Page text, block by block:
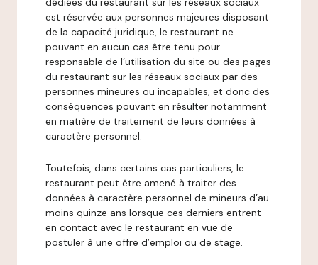
est réservée aux personnes majeures disposant
de la capacité juridique, le restaurant ne
pouvant en aucun cas être tenu pour
responsable de l’utilisation du site ou des pages
du restaurant sur les réseaux sociaux par des
personnes mineures ou incapables, et donc des
conséquences pouvant en résulter notamment
en matière de traitement de leurs données à
caractère personnel.
Toutefois, dans certains cas particuliers, le
restaurant peut être amené à traiter des
données à caractère personnel de mineurs d’au
moins quinze ans lorsque ces derniers entrent
en contact avec le restaurant en vue de
postuler à une offre d’emploi ou de stage.